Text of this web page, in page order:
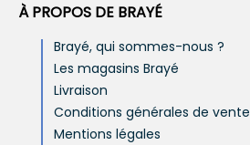
À PROPOS DE BRAYÉ
Brayé, qui sommes-nous ?
Les magasins Brayé
Livraison
Conditions générales de vente
Mentions légales